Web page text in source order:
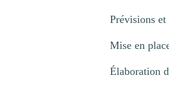
Prévisions
Mise en
Élaboration